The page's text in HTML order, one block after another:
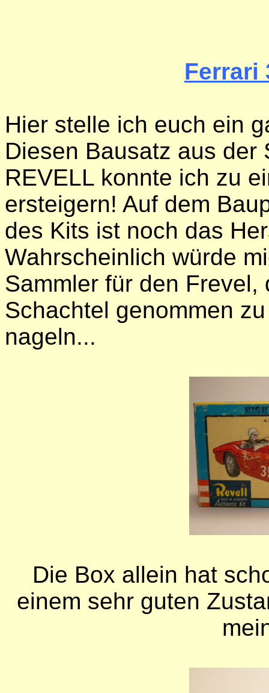
Ferrari
Hier stelle ich euch ein
Diesen Bausatz aus der
REVELL konnte ich zu
ersteigern! Auf dem
des Kits ist noch das
Wahrscheinlich würde
Sammler für den
Schachtel genommen
nageln...
Die Box allein hat
einem sehr guten